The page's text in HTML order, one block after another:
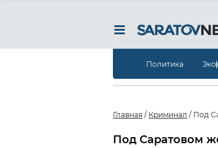
Политика
Главная / Криминал / Под
Под Саратовом